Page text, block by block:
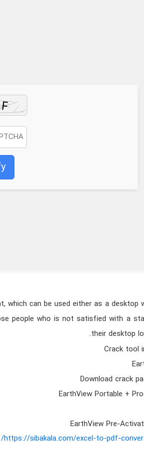
which can be used either as a
people who is not satisfied with a
their desktop
Crack tool
Download crack
EarthView Portable +
EarthView Pre-
https://sibakala.com/excel-to-pdf-